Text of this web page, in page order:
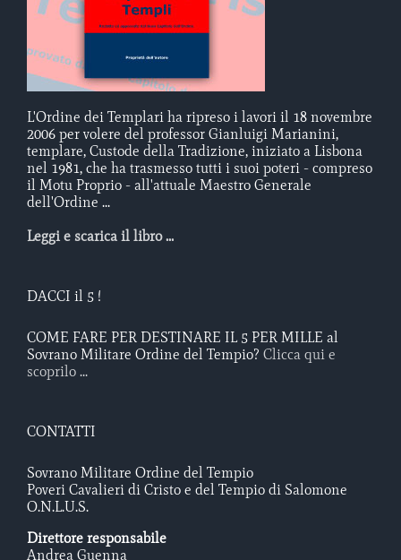
L'Ordine dei Templari ha ripreso i lavori il 18 novembre
2006 per volere del professor Gianluigi Marianini,
templare, Custode della Tradizione, iniziato a Lisbona
nel 1981, che ha trasmesso tutti i suoi poteri - compreso
il Motu Proprio - all'attuale Maestro Generale
dell'Ordine ...
Leggi e scarica il libro ...
DACCI il 5 !
COME FARE PER DESTINARE IL 5 PER MILLE al
Sovrano Militare Ordine del Tempio? Clicca qui e
scoprilo ...
CONTATTI
Sovrano Militare Ordine del Tempio
Poveri Cavalieri di Cristo e del Tempio di Salomone
O.N.L.U.S.
Direttore responsabile
Andrea Guenna